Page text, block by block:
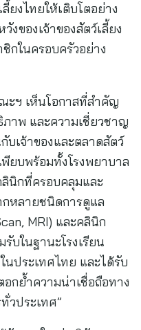
ยงไทยให้เติบโตอย่าง
ของเจ้าของสัตว์เลี้ยง
กในครอบครัวอย่าง
ะฯ เห็นโอกาสที่สำคัญ
าพ และความเชี่ยวชาญ
บเจ้าของและตลาดสัตว์
ยบพร้อมทั้งโรงพยาบาล
ลินิกที่ครอบคลุมและ
กหลายชนิดการดูแล
MRI) และคลินิก
บในฐานะโรงเรียน
ประเทศไทย และได้รับ
กย้ำความน่าเชื่อถือทาง
วประเทศ”